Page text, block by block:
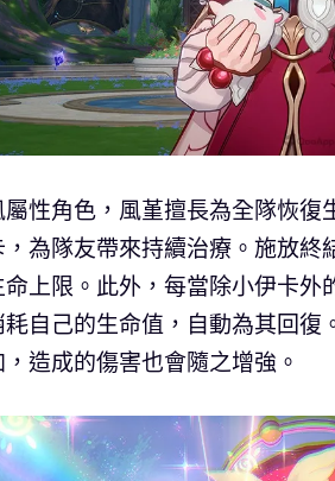
性角色，風堇擅長為全隊恢
為隊友帶來持續治療。施放終
上限。此外，每當除小伊卡
自己的生命值，自動為其回
造成的傷害也會隨之增強。